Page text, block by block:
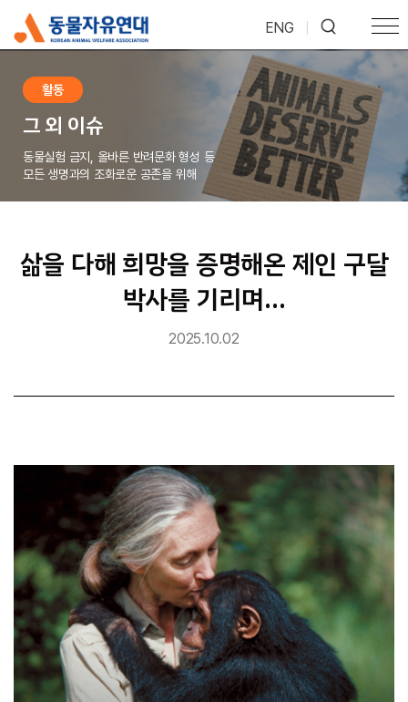
ENG
활동
그 외 이슈
동물실험 금지, 올바른 반려문화 형성 등
모든 생명과의 조화로운 공존을 위해
삶을 다해 희망을 증명해온 제인 구달
박사를 기리며…
2025.10.02